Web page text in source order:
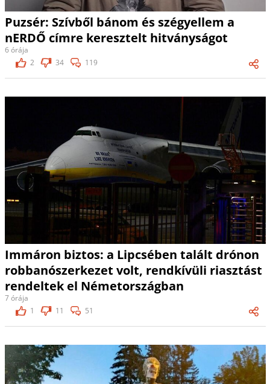
Puzsér: Szívből bánom és szégyellem a
nERDŐ címre keresztelt hitványságot
6 órája
2
34 119
Immáron biztos: a Lipcsében talált drónon
robbanószerkezet volt, rendkívüli riasztást
rendeltek el Németországban
7 órája
1
11 51